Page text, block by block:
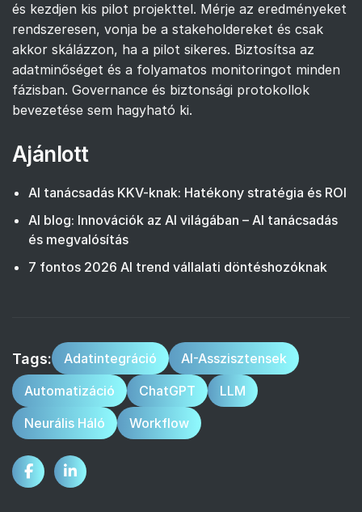
és kezdjen kis pilot projekttel. Mérje az eredményeket
rendszeresen, vonja be a stakeholdereket és csak
akkor skálázzon, ha a pilot sikeres. Biztosítsa az
adatminőséget és a folyamatos monitoringot minden
fázisban. Governance és biztonsági protokollok
bevezetése sem hagyható ki.
Ajánlott
AI tanácsadás KKV-knak: Hatékony stratégia és ROI
AI blog: Innovációk az AI világában – AI tanácsadás
és megvalósítás
7 fontos 2026 AI trend vállalati döntéshozóknak
Tags: Adatintegráció
AI-Asszisztensek
Automatizáció
ChatGPT
LLM
Neurális Háló
Workflow